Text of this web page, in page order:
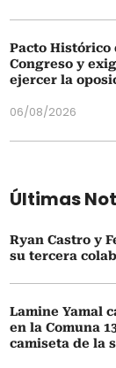
Pacto Histórico
Congreso y
ejercer la
06/08/2026
Últimas
Ryan Castro y
su tercera
Lamine Yamal
en la Comuna
camiseta de la